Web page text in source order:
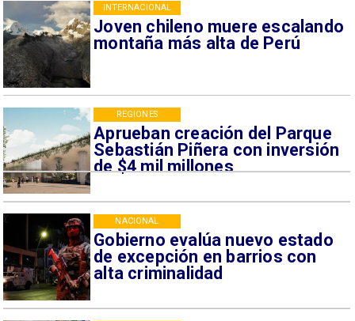
Joven chileno muere escalando
montaña más alta de Perú
INTERNACIONAL
Aprueban creación del Parque
Sebastián Piñera con inversión
de $4 mil millones
REGIONES
Gobierno evalúa nuevo estado
de excepción en barrios con
alta criminalidad
NACIONAL